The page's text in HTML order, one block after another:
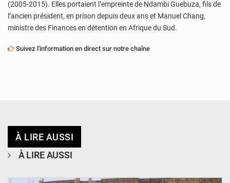
(2005-2015). Elles portaient l’empreinte de Ndambi Guebuza, fils de
l’ancien président, en prison depuis deux ans et Manuel Chang,
ministre des Finances en détention en Afrique du Sud.
Suivez l'information en direct sur notre chaîne
À LIRE AUSSI
À LIRE AUSSI